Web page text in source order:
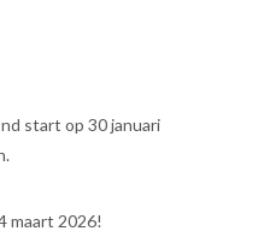
start op 30 januari
maart 2026!